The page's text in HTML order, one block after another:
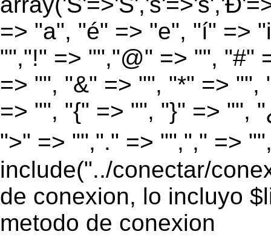
=> "a", "é" => "e", "í" =>
"","!" => "","@" => "", "#"
=> "", "&" => "", "*" =>
=> "", "{" => "", "}" => "",
">" => "","." => "","," =>
include("../conectar/
de conexion, lo incluyo
metodo de conexion